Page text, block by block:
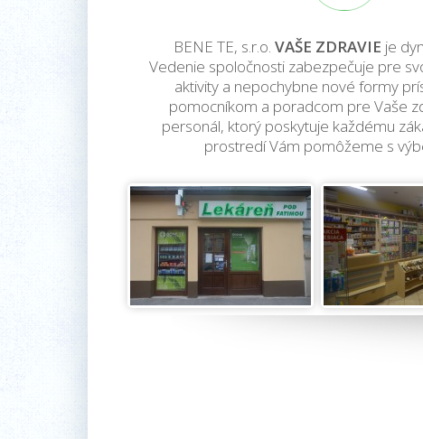
BENE TE, s.r.o. VAŠE ZDRAVIE je
Vedenie spoločnosti zabezpečuje pre
aktivity a nepochybne nové formy
pomocníkom a poradcom pre Vaše
personál, ktorý poskytuje každému
prostredí Vám pomôžeme s